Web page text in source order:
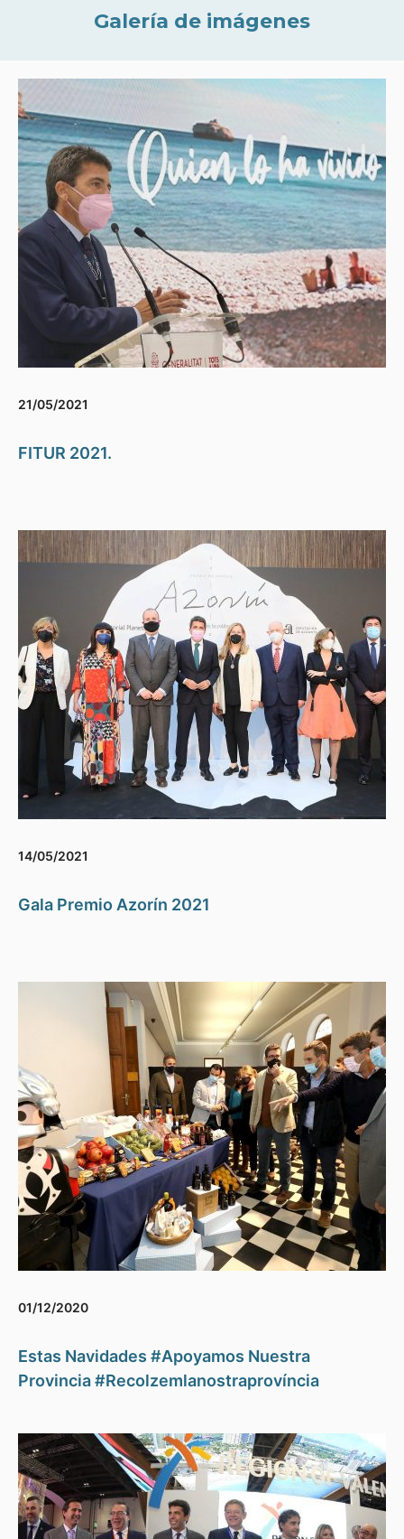
Galería de imágenes
21/05/2021
FITUR 2021.
14/05/2021
Gala Premio Azorín 2021
01/12/2020
Estas Navidades #Apoyamos Nuestra
Provincia #Recolzemlanostraprovíncia